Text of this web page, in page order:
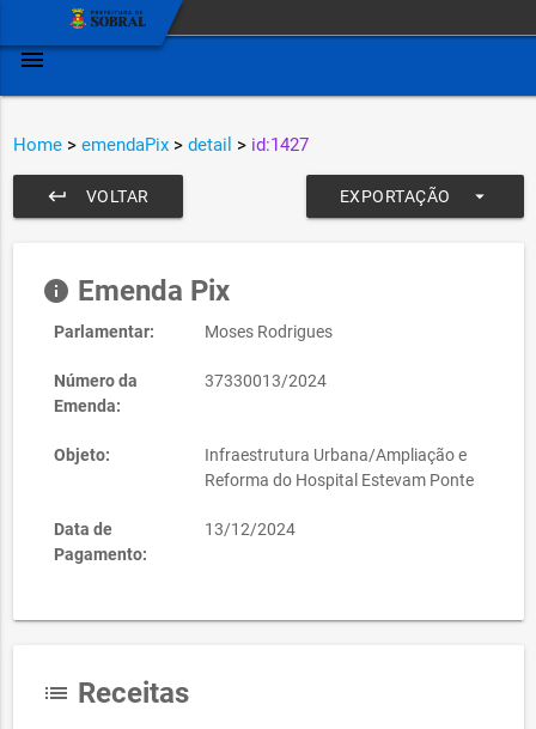
menu
Home > emendaPix > detail > id:1427
VOLTAR
keyboard_return EXPORTAÇÃO arrow_drop_down
info Emenda Pix
Parlamentar: Moses Rodrigues
Número da
Emenda:
37330013/2024
Objeto:
Infraestrutura Urbana/Ampliação e
Reforma do Hospital Estevam Ponte
Data de
Pagamento:
13/12/2024
list Receitas